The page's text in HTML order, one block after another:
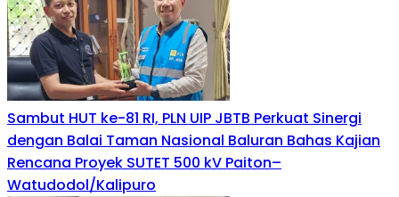
Sambut HUT ke-81 RI, PLN UIP JBTB Perkuat Sinergi
dengan Balai Taman Nasional Baluran Bahas Kajian
Rencana Proyek SUTET 500 kV Paiton–
Watudodol/Kalipuro